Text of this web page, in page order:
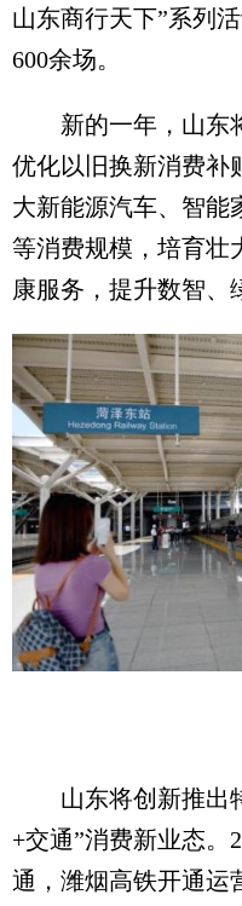
山东商行天下”系列
600余场。
新的一年，山东将
优化以旧换新消费补
大新能源汽车、智能
等消费规模，培育壮
康服务，提升数智、
山东将创新推出特
+交通”消费新业态。
通，潍烟高铁开通运